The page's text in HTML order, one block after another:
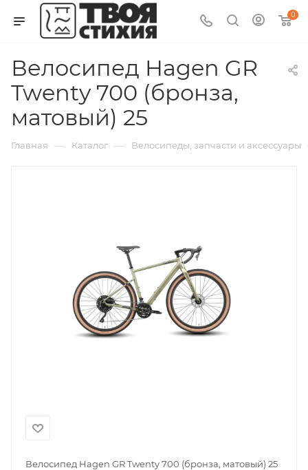
0
Велосипед Hagen GR
Twenty 700 (бронза,
матовый) 25
Главная — Каталог — Велосипеды, запчасти и аксессуары
Велосипед Hagen GR Twenty 700 (бронза, матовый) 25